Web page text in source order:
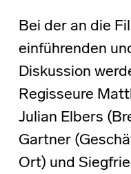
Bei der an die
einführenden
Diskussion
Regisseure
Julian Elbers
Gartner
Ort) und